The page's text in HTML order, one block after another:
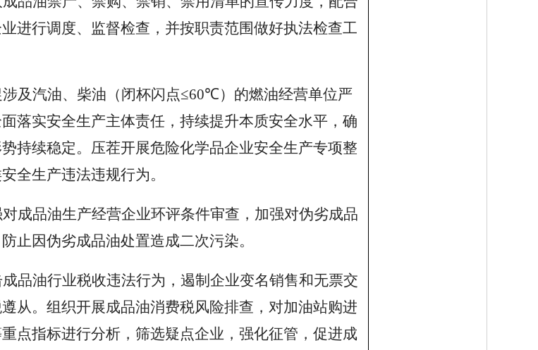
进行调度、监督检查，并按职责范围做好执法检查工
及汽油、柴油（闭杯闪点≤60℃）的燃油经营单位严
落实安全生产主体责任，持续提升本质安全水平，确
持续稳定。压茬开展危险化学品企业安全生产专项整
全生产违法违规行为。
对成品油生产经营企业环评条件审查，加强对伪劣成品
止因伪劣成品油处置造成二次污染。
成品油行业税收违法行为，遏制企业变名销售和无票交
从。组织开展成品油消费税风险排查，对加油站购进
点指标进行分析，筛选疑点企业，强化征管，促进成